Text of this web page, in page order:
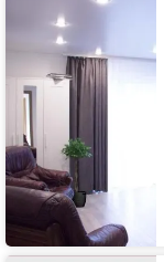
Петергофф